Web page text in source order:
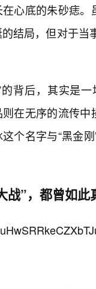
心底的朱砂痣
结局，但对于
的背后，其实是
在无序的流传
个名字与“黑金
战”，都曾如